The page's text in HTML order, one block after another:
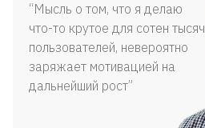
Мысль о том, что я делаю
что-то крутое для сотен тысяч
пользователей, невероятно
заряжает мотивацией на
дальнейший рост